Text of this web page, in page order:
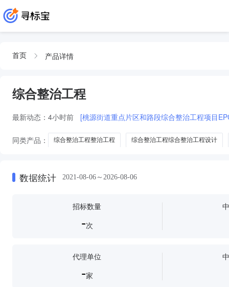
首页 产品详情
综合整治工程
最新动态： 4小时前 [桃源街道重点片区和路段综合整治工程项目
同类产品： 综合整治工程整治工程 综合整治工程综合整治工程设计
数据统计 2021-08-06～2026-08-06
招标数量
-次
代理单位
-家